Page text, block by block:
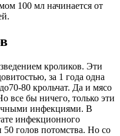
100 мл начинается от
кроликов. Эти
за 1 года одна
80 крольчат. Да и мясо
все бы ничего, только эти
инфекциями. В
инфекционного
50 голов потомства. Но со